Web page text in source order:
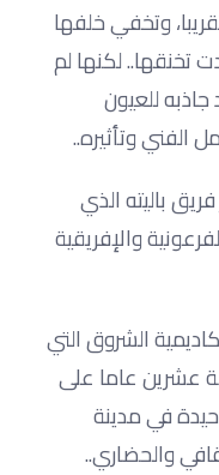
وتخفي خلفها
تخنقها.. لكنها لم
للعيون
الفني وتأثيره..
باليته الذي
والإفريقية
من أكاديمية الشروق التي
عشرين عاما على
في مدينة
والحضاري..